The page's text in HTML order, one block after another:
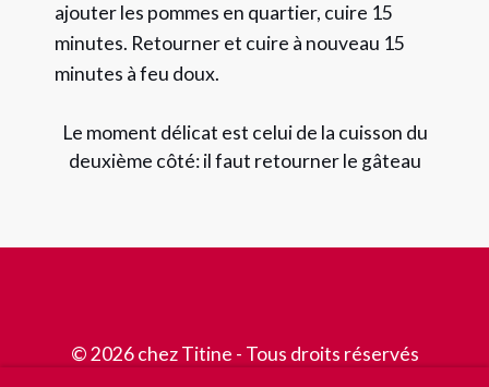
ajouter les pommes en quartier, cuire 15
minutes. Retourner et cuire à nouveau 15
minutes à feu doux.
Le moment délicat est celui de la cuisson du
deuxième côté: il faut retourner le gâteau
© 2026 chez Titine - Tous droits réservés